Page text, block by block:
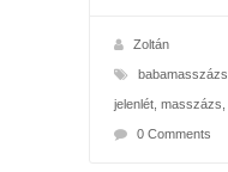
Zoltán
babamasszázs
jelenlét, masszázs
0 Comments